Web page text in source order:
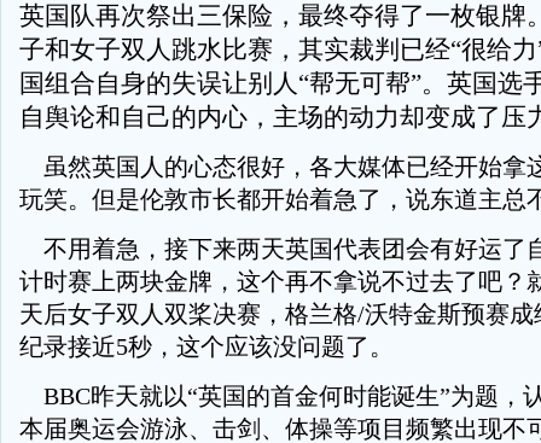
英国队再次祭出三保险，最终夺得了一枚银牌
子和女子双人跳水比赛，其实裁判已经“很给
国组合自身的失误让别人“帮无可帮”。英国选
自舆论和自己的内心，主场的动力却变成了压
虽然英国人的心态很好，各大媒体已经开始拿
玩笑。但是伦敦市长都开始着急了，说东道主总
不用着急，接下来两天英国代表团会有好运了
计时赛上两块金牌，这个再不拿说不过去了吧？
天后女子双人双桨决赛，格兰格/沃特金斯预赛
纪录接近5秒，这个应该没问题了。
BBC昨天就以“英国的首金何时能诞生”为题，
本届奥运会游泳、击剑、体操等项目频繁出现不